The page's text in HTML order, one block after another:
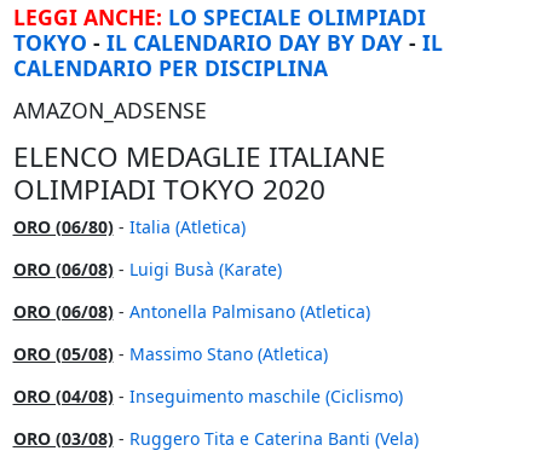
LEGGI ANCHE: LO SPECIALE OLIMPIADI
TOKYO - IL CALENDARIO DAY BY DAY- IL
CALENDARIO PER DISCIPLINA
AMAZON_ADSENSE
ELENCO MEDAGLIE ITALIANE
OLIMPIADI TOKYO 2020
ORO (06/80)- Italia (Atletica)
ORO (06/08)- Luigi Busà (Karate)
ORO (06/08)- Antonella Palmisano (Atletica)
ORO (05/08)- Massimo Stano (Atletica)
ORO (04/08)- Inseguimento maschile (Ciclismo)
ORO (03/08)- Ruggero Tita e Caterina Banti (Vela)